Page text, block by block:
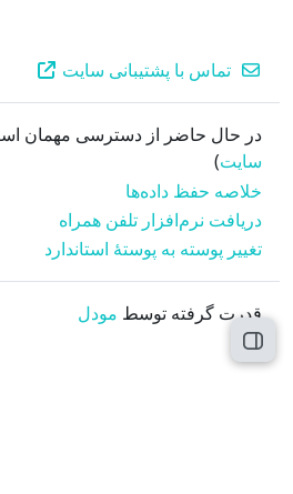
فهرست درس
تماس با پشتیبانی سایت
در حال حاضر از دسترسی مهمان
سایت)
خلاصه حفظ داده‌ها
دریافت نرم‌افزار تلفن همراه
تغییر پوسته به پوستهٔ استاندارد
قدرت گرفته توسط مودل